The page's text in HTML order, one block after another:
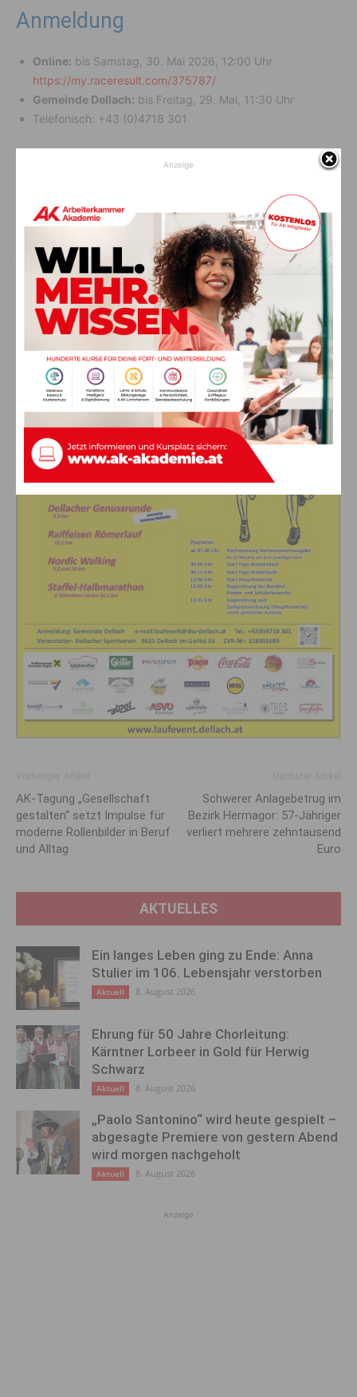
Anmeldung
Online: bis Samstag, 30. Mai 2026, 12:00 Uhr
https://my.raceresult.com/375787/
Gemeinde Dellach: bis Freitag, 29. Mai, 11:30 Uhr
Telefonisch: +43 (0)4718 301
Nachnennung &
07:30 Uhrbis 30 Minuten vor dem
jeweiligen Start in der Stocksporthalle.
AK-Tagung „Gesellschaft
gestalten“ setzt Impulse für
moderne Rollenbilder in Beruf
und Alltag
Schwerer Anlagebetrug im
Bezirk Hermagor: 57-Jähriger
verliert mehrere zehntausend
Euro
AKTUELLES
Ein langes Leben ging zu Ende: Anna
Stulier im 106. Lebensjahr verstorben
Aktuell 8. August 2026
Ehrung für 50 Jahre Chorleitung:
Kärntner Lorbeer in Gold für Herwig
Schwarz
Aktuell 8. August 2026
„Paolo Santonino“ wird heute gespielt –
abgesagte Premiere von gestern Abend
wird morgen nachgeholt
Aktuell 8. August 2026
Anzeige
Anzeige